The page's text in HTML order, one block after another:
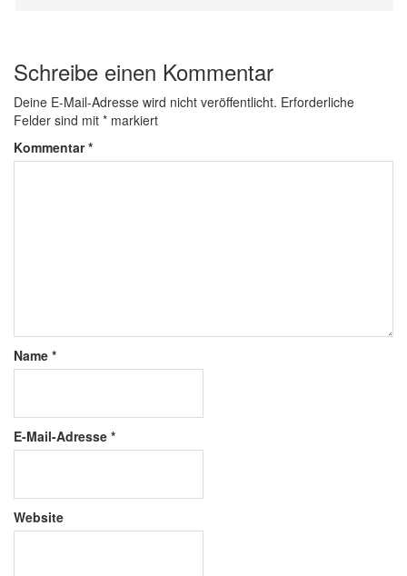
Schreibe einen Kommentar
Deine E-Mail-Adresse wird nicht veröffentlicht. Erforderliche
Felder sind mit * markiert
Kommentar*
Name *
E-Mail-Adresse *
Website